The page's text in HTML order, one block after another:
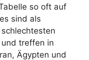
so oft auf
sind als
treffen in
Ägypten und